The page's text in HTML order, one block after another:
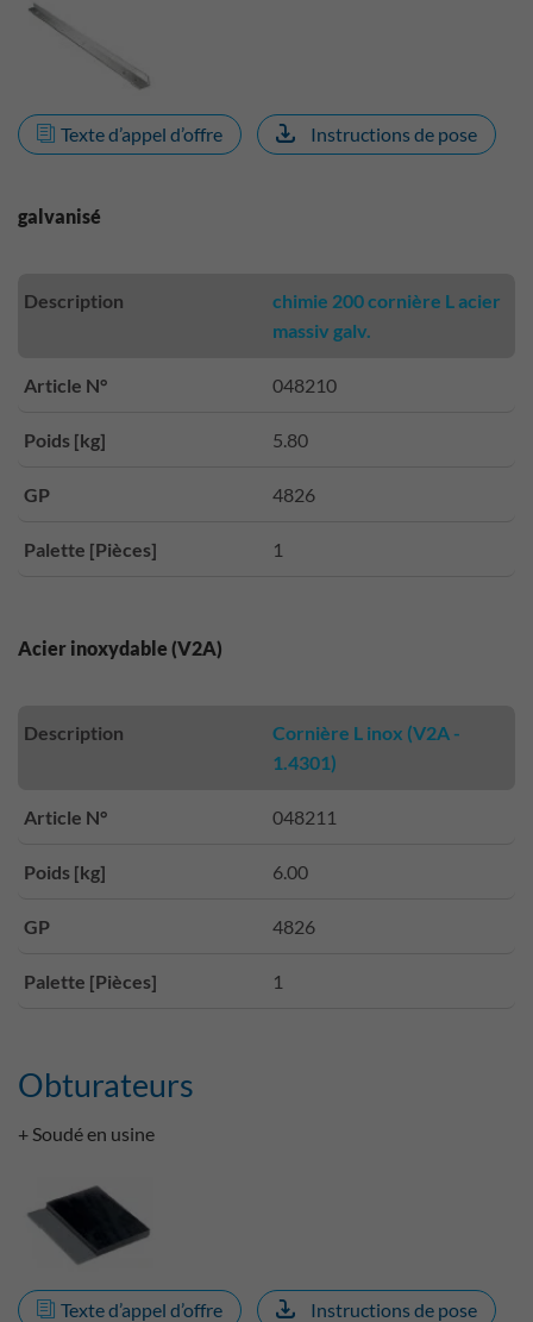
Texte d’appel d’offre Instructions de pose
galvanisé
Description
chimie 200 cornière L acier
massiv galv.
Article N° 048210
Poids [kg] 5.80
GP 4826
Palette [Pièces] 1
Acier inoxydable (V2A)
Description
Cornière L inox (V2A -
1.4301)
Article N° 048211
Poids [kg] 6.00
GP 4826
Palette [Pièces] 1
Obturateurs
+ Soudé en usine
Texte d’appel d’offre Instructions de pose